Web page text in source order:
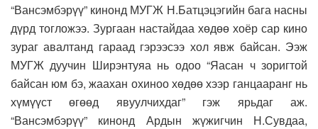
“Вансэмбэрүү” кинонд МУГЖ Н.Батцэцэгийн бага насны
дүрд тогложээ. Зургаан настайдаа хөдөө хоёр сар кино
зураг авалтанд гараад гэрээсээ хол явж байсан. Ээж
МУГЖ дуучин Ширэнтуяа нь одоо “Яасан ч зоригтой
байсан юм бэ, жаахан охиноо хөдөө хээр ганцааранг нь
хүмүүст өгөөд явуулчихдаг” гэж ярьдаг аж.
“Вансэмбэрүү” кинонд Ардын жүжигчин Н.Сувдаа,